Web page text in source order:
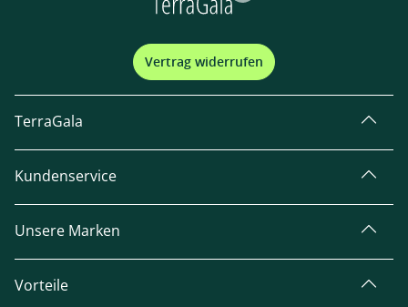
Vertrag widerrufen
TerraGala
Kundenservice
Unsere Marken
Vorteile